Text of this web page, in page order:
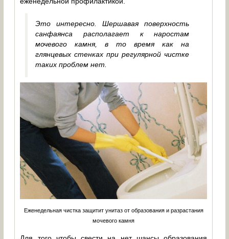
Это интересно. Шершавая поверхность
санфаянса располагает к наростам
мочевого камня, в то время как на
глянцевых стенках при регулярной чистке
таких проблем нет.
Еженедельная чистка защитит унитаз от образования и разрастания
мочевого камня